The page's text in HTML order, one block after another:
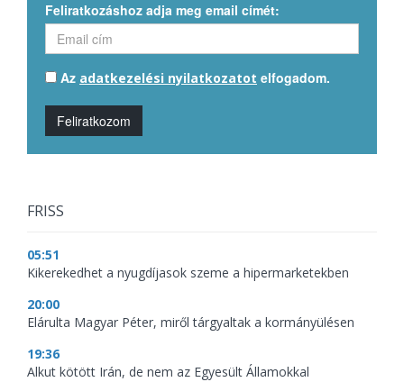
Feliratkozáshoz adja meg email címét:
Az adatkezelési nyilatkozatot elfogadom.
Feliratkozom
FRISS
05:51
Kikerekedhet a nyugdíjasok szeme a hipermarketekben
20:00
Elárulta Magyar Péter, miről tárgyaltak a kormányülésen
19:36
Alkut kötött Irán, de nem az Egyesült Államokkal